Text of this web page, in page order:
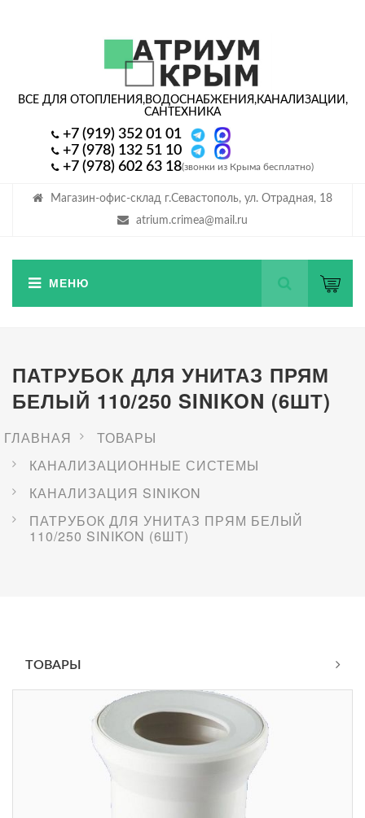
Магазин-офис-склад г.Севастополь, ул. Отрадная, 18
atrium.crimea@mail.ru
ВСЕ ДЛЯ ОТОПЛЕНИЯ,ВОДОСНАБЖЕНИЯ,КАНАЛИЗАЦИИ,
САНТЕХНИКА
+7 (919) 352 01 01
+7 (978) 132 51 10
+7 (978) 602 63 18(звонки из Крыма бесплатно)
ПАТРУБОК ДЛЯ УНИТАЗ ПРЯМ
БЕЛЫЙ 110/250 SINIKON (6ШТ)
ГЛАВНАЯ
ТОВАРЫ
КАНАЛИЗАЦИОННЫЕ СИСТЕМЫ
КАНАЛИЗАЦИЯ SINIKON
ПАТРУБОК ДЛЯ УНИТАЗ ПРЯМ БЕЛЫЙ
110/250 SINIKON (6ШТ)
ТОВАРЫ